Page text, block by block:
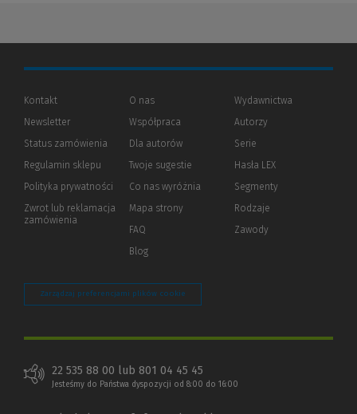
Kontakt
Newsletter
Status zamówienia
Regulamin sklepu
Polityka prywatności (Nowe
(Link
innej
Zwrot lub reklamacja
zamówienia
O nas
Współpraca
Dla autorów(Nowe
(Link
innej
Twoje sugestie
Co nas wyróżnia
Mapa strony
FAQ
Blog
Wydawnictwa
Autorzy
Serie
Hasła LEX
Segmenty
Rodzaje
Zawody
Zarządzaj preferencjami plików cookie
22 535 88 00 lub 801 04 45 45
Jesteśmy do Państwa dyspozycji od 8:00 do 16:00